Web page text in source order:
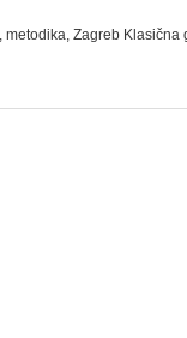
,metodika , Zagreb